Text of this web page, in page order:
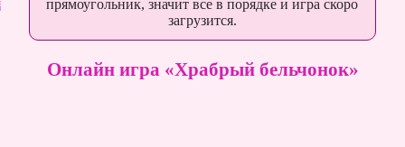
прямоугольник, значит все в порядке и игра скоро
загрузится.
Онлайн игра «Храбрый бельчонок»